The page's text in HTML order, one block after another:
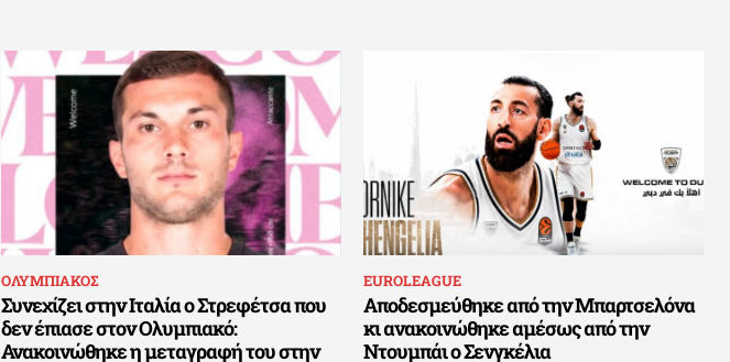
ΟΛΥΜΠΙΑΚΟΣ
Συνεχίζει στην Ιταλία ο Στρεφέτσα που
δεν έπιασε στον Ολυμπιακό:
Ανακοινώθηκε η μεταγραφή του στην
EUROLEAGUE
Αποδεσμεύθηκε από την Μπαρτσελόνα
κι ανακοινώθηκε αμέσως από την
Ντουμπάι ο Σενγκέλια